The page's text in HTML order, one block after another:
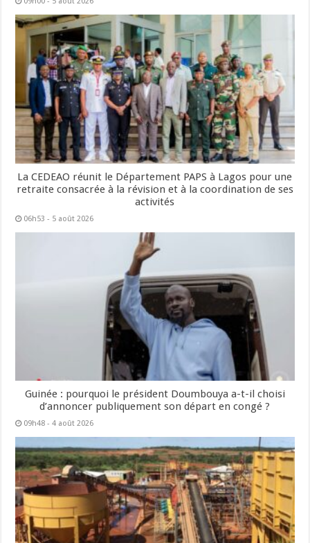
La CEDEAO réunit le Département PAPS à Lagos pour une
retraite consacrée à la révision et à la coordination de ses
activités
06h53 - 5 août 2026
Guinée : pourquoi le président Doumbouya a-t-il choisi
d’annoncer publiquement son départ en congé ?
09h48 - 4 août 2026